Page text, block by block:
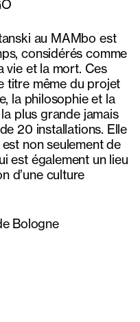
au MAMbo est
considérés comme
vie et la mort. Ces
titre même du projet
la philosophie et la
plus grande jamais
20 installations. Elle
non seulement de
est également un lieu
d’une culture
Bologne